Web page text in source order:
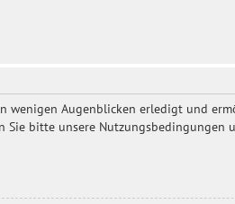
Augenblicken erledigt und
bitte unsere